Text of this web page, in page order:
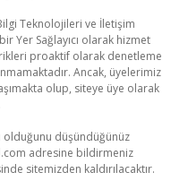
Teknolojileri ve İletişim
Yer Sağlayıcı olarak hizmet
proaktif olarak denetleme
Ancak, üyelerimiz
olup, siteye üye olarak
olduğunu düşündüğünüz
adresine bildirmeniz
sitemizden kaldırılacaktır.